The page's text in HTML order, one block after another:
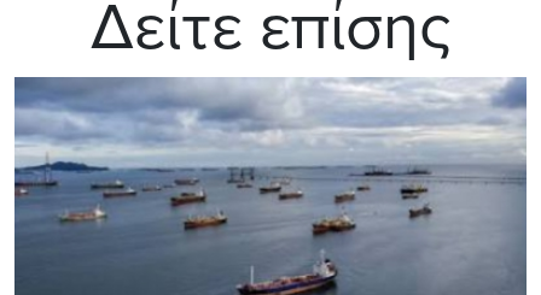
Δείτε επίσης